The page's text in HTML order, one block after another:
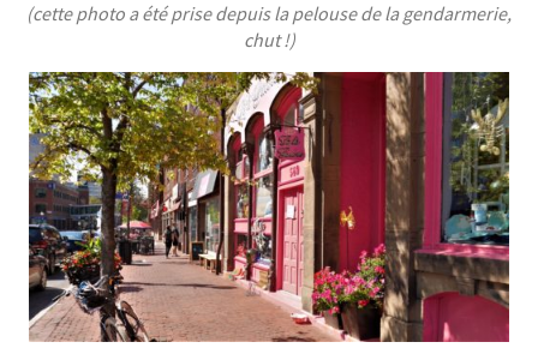
(cette photo a été prise depuis la pelouse de la gendarmerie,
chut !)